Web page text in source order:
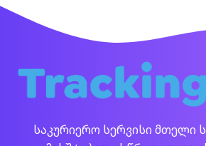
საკურიერო სერვისი მთელი